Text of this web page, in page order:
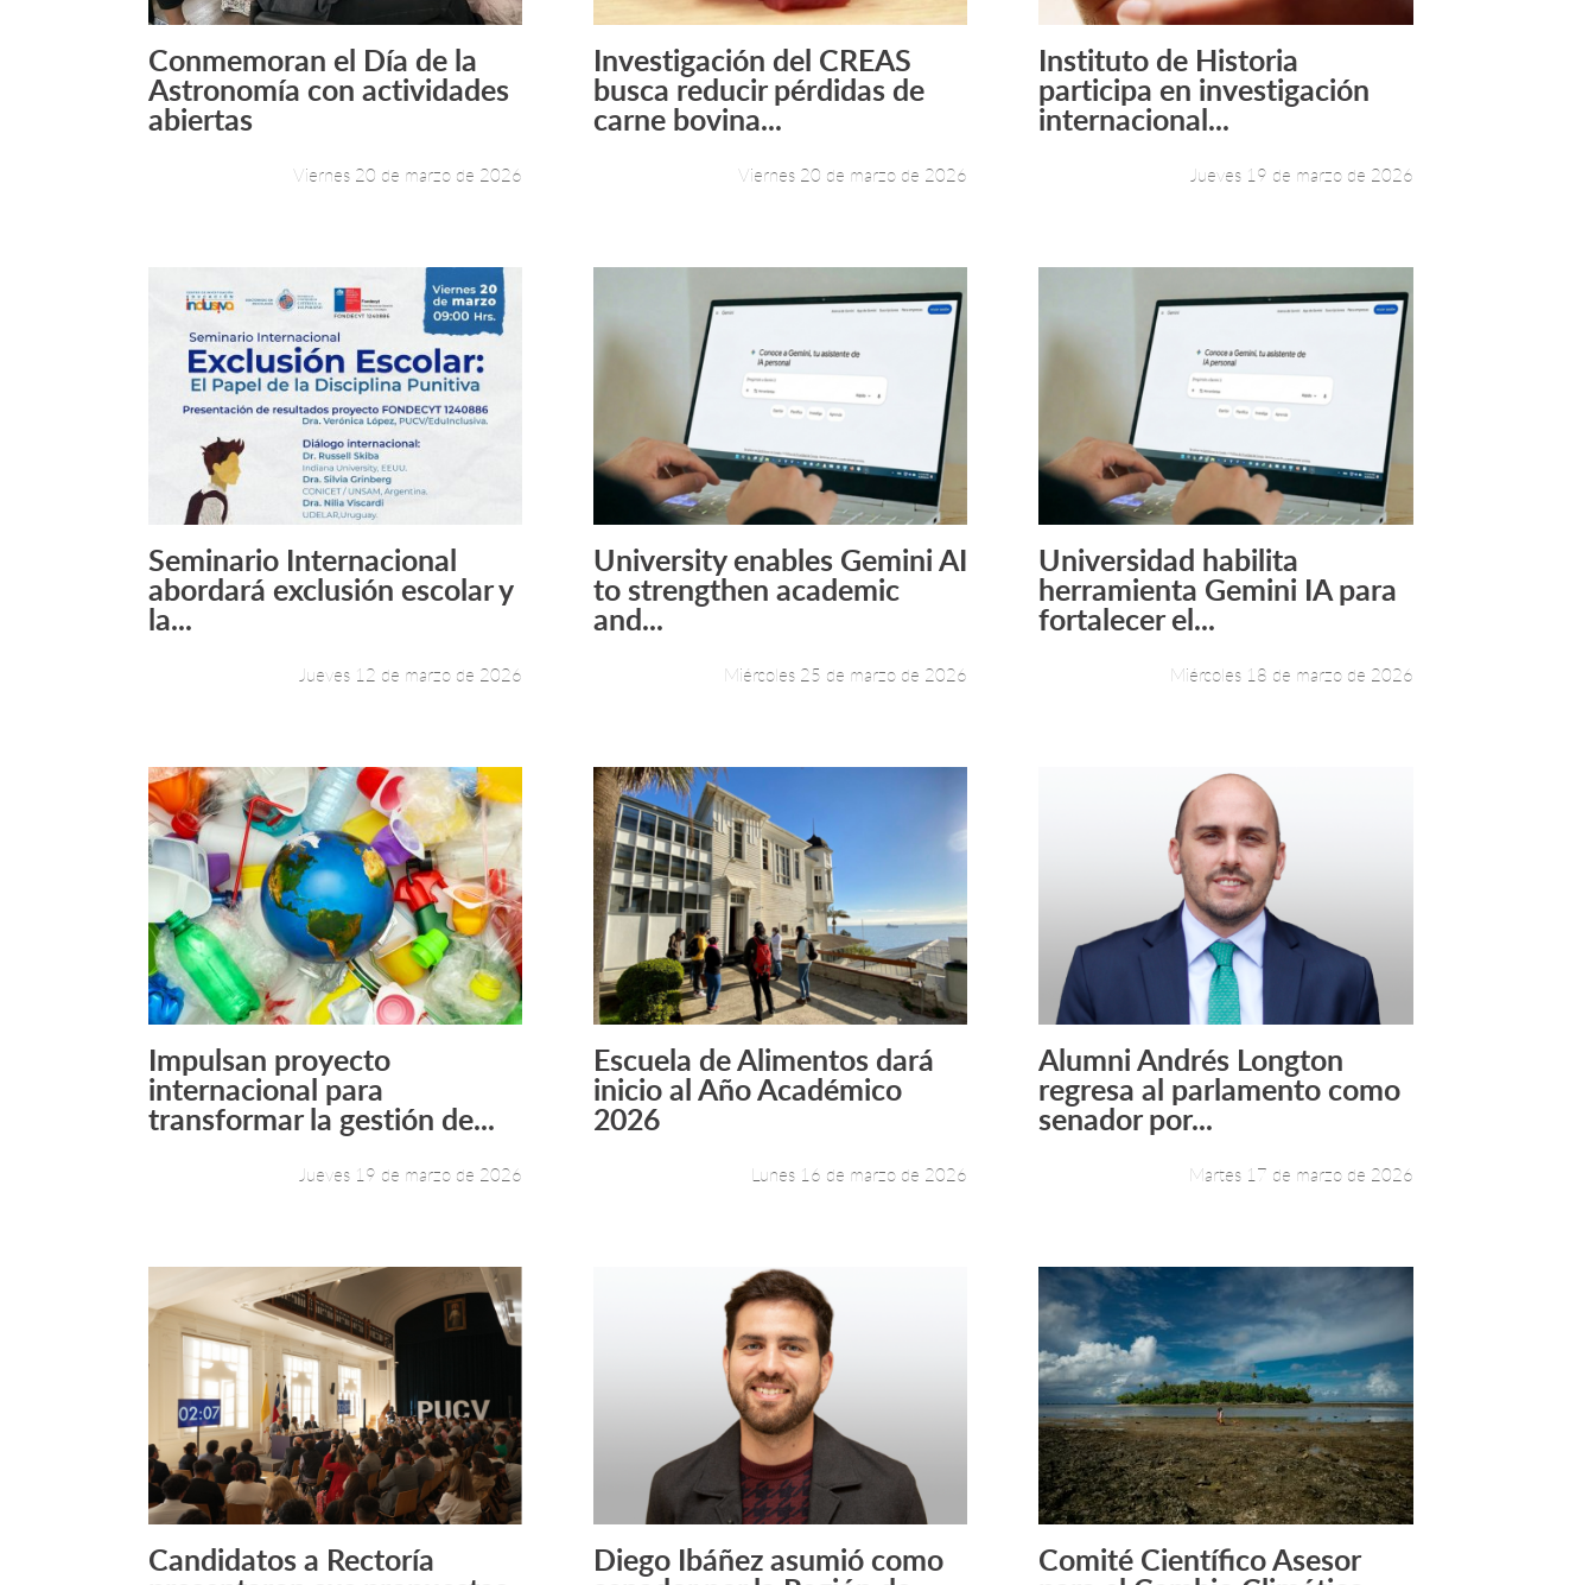
Leer más +
Conmemoran el Día de la
Astronomía con actividades
abiertas
Viernes 20 de marzo de 2026
Leer más +
Investigación del CREAS
busca reducir pérdidas de
carne bovina...
Viernes 20 de marzo de 2026
Leer más +
Instituto de Historia
participa en investigación
internacional...
Jueves 19 de marzo de 2026
Leer más +
Seminario Internacional
abordará exclusión escolar y
la...
Jueves 12 de marzo de 2026
Leer más +
University enables Gemini AI
to strengthen academic
and...
Miércoles 25 de marzo de 2026
Leer más +
Universidad habilita
herramienta Gemini IA para
fortalecer el...
Miércoles 18 de marzo de 2026
Leer más +
Impulsan proyecto
internacional para
transformar la gestión de...
Jueves 19 de marzo de 2026
Leer más +
Escuela de Alimentos dará
inicio al Año Académico
2026
Lunes 16 de marzo de 2026
Leer más +
Alumni Andrés Longton
regresa al parlamento como
senador por...
Martes 17 de marzo de 2026
Leer más +
Candidatos a Rectoría Leer más +
Diego Ibáñez asumió como Leer más +
Comité Científico Asesor